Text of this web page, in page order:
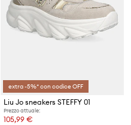
extra -5%* con codice OFF
Liu Jo sneakers STEFFY 01
Prezzo attuale:
105,99 €